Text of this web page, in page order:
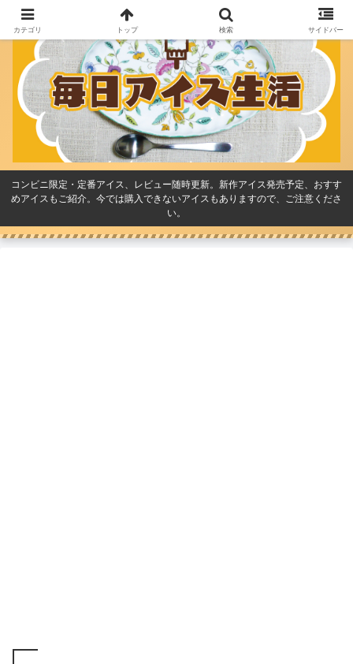
コンビニ限定・定番アイス、レビュー随時更新。新作アイス発売予定、おすす
めアイスもご紹介。今では購入できないアイスもありますので、ご注意くださ
い。
カテゴリ トップ 検索 サイドバー